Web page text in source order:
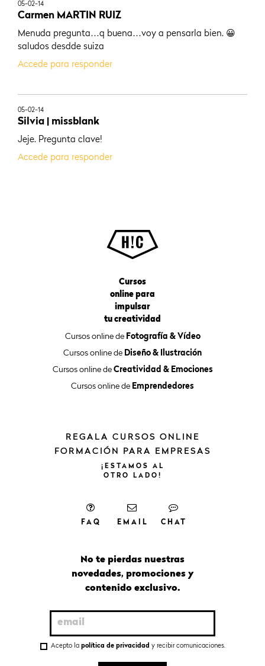
05-02-14
Carmen MARTIN RUIZ
Menuda pregunta…q buena…voy a pensarla bien. 😀
saludos desdde suiza
Accede para responder
05-02-14
Silvia | missblank
Jeje. Pregunta clave!
Accede para responder
Cursos
online para
impulsar
tu creatividad
Cursos online de Fotografía & Vídeo
Cursos online de Diseño & Ilustración
Cursos online de Creatividad & Emociones
Cursos online de Emprendedores
REGALA CURSOS ONLINE
FORMACIÓN PARA EMPRESAS
No te pierdas nuestras
novedades, promociones y
contenido exclusivo.
Acepto la política de privacidad y recibir comunicaciones.
¡ESTAMOS
AL
OTRO
LADO!
FAQ EMAIL CHAT